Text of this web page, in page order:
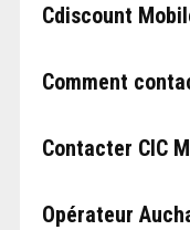
Cdiscount
Comment
Contacter CIC
Opérateur